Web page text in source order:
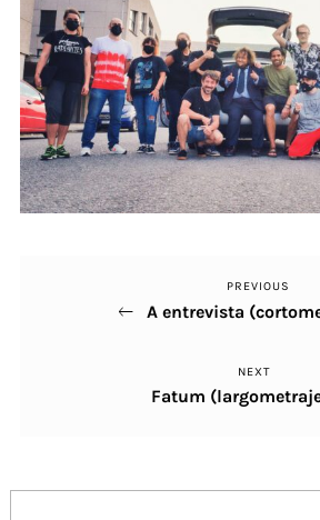
Previous
Post
PREVIOUS
A entrevista
Next
Post
NEXT
Fatum